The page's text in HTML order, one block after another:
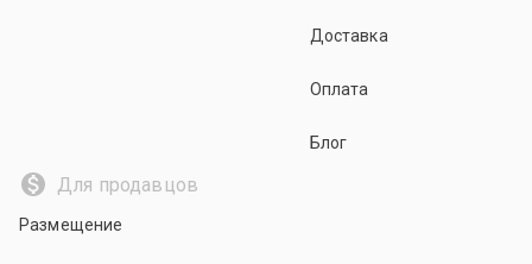
Доставка
Оплата
Блог
Для продавцов
Размещение